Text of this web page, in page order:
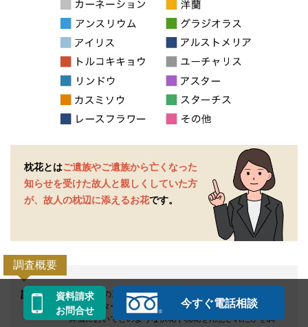
枕花とはご遺族やご遺族から亡くなった
知らせを受けた故人と親しくしていた方
が、故人の枕辺に添えるお花です。
調査概要
調査対象
40代以上の直近2年以内に喪主を経験された男女を対象
に、インターネットでアンケートを実施。
葬儀においてどのような供花や枕花を用意されたかを調
資料請求
お問合せ
今すぐ電話相談